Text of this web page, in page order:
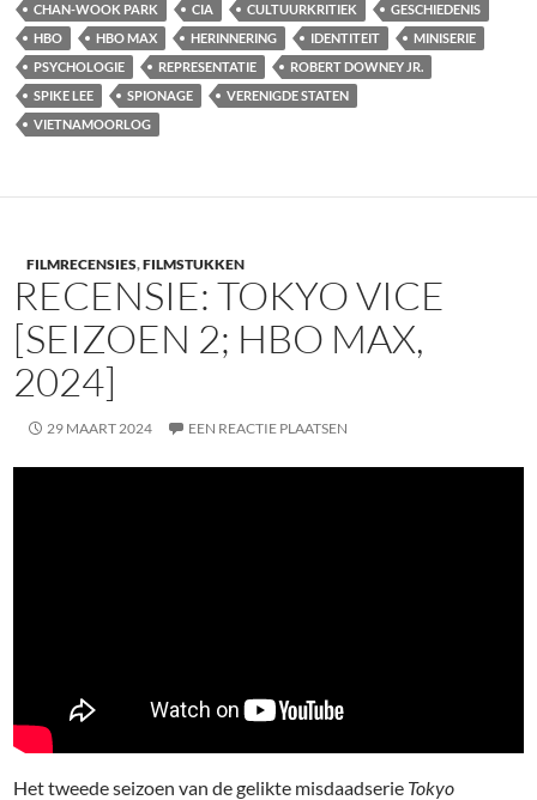
CHAN-WOOK PARK CIA CULTUURKRITIEK
GESCHIEDENIS
HBO
HBO MAX HERINNERING IDENTITEIT
MINISERIE
PSYCHOLOGIE
REPRESENTATIE
ROBERT DOWNEY JR.
SPIKE LEE
SPIONAGE
VERENIGDE STATEN
VIETNAMOORLOG
FILMRECENSIES,FILMSTUKKEN
RECENSIE: TOKYO VICE
[SEIZOEN 2; HBO MAX,
2024]
29 MAART 2024 EEN REACTIE PLAATSEN
Het tweede seizoen van de gelikte misdaadserie Tokyo